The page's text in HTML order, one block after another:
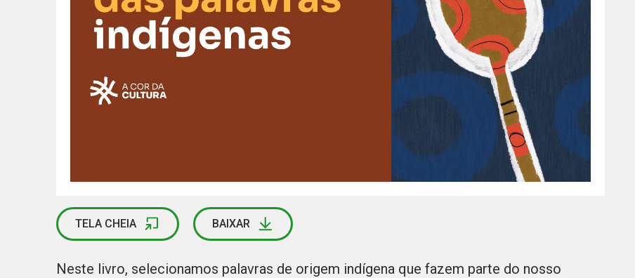
TELA CHEIA BAIXAR
Neste livro, selecionamos palavras de origem indígena que fazem parte do nosso